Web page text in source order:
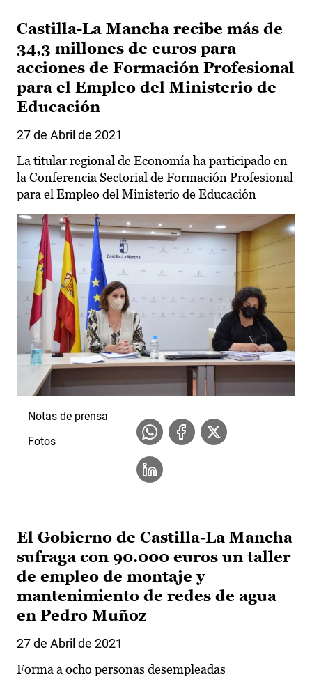
Castilla-La Mancha recibe más de
34,3 millones de euros para
acciones de Formación Profesional
para el Empleo del Ministerio de
Educación
27 de Abril de 2021
La titular regional de Economía ha participado en
la Conferencia Sectorial de Formación Profesional
para el Empleo del Ministerio de Educación
Notas de prensa
Fotos
El Gobierno de Castilla-La Mancha
sufraga con 90.000 euros un taller
de empleo de montaje y
mantenimiento de redes de agua
en Pedro Muñoz
27 de Abril de 2021
Forma a ocho personas desempleadas